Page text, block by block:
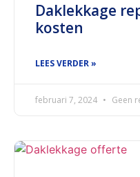
Daklekkage
kosten
LEES VERDER »
februari 7, 2024 Geen